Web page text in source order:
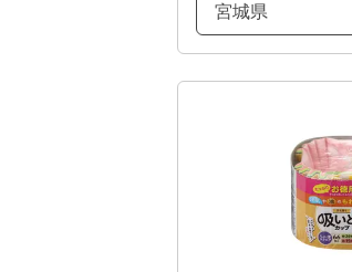
宮城県